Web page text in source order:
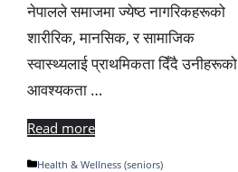
नेपालले समाजमा ज्येष्ठ नागरिकहरूको
शारीरिक, मानसिक, र सामाजिक
स्वास्थ्यलाई प्राथमिकता दिँदै उनीहरूको
आवश्यकता …
Read more
Categories
Health & Wellness (seniors)